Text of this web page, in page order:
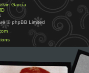
García
© phpBB Limited